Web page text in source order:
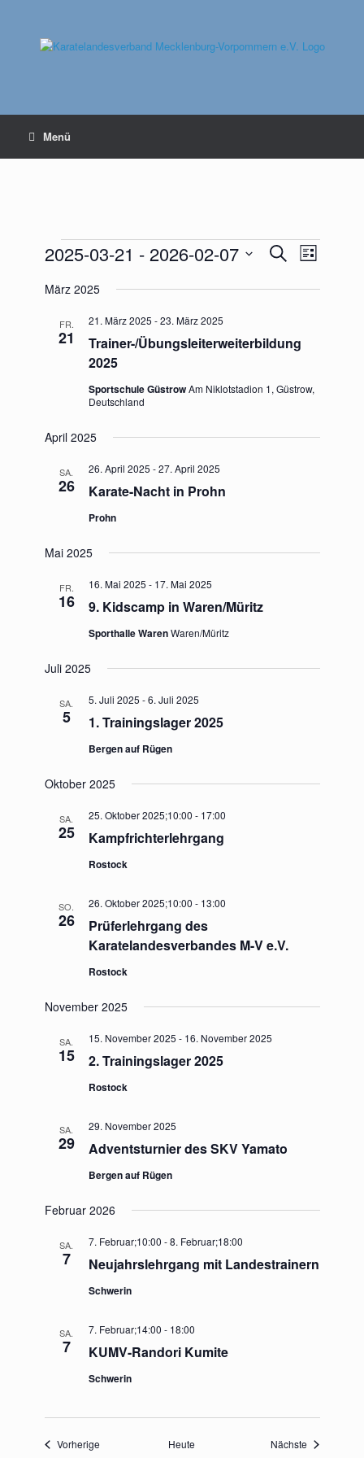
Menü
Veranstaltungen
Veranstaltungen
Suche
Ansichten,
Suche
Ansichten-
Liste
2025-03-21 - 2026-02-07
wählen.
März 2025
FR.
21
Trainer-/Übungsleiterweiterbildung
2025
21. März 2025 -23. März 2025
Sportschule GüstrowAm Niklotstadion 1, Güstrow,
Deutschland
April 2025
SA.
26 Karate-Nacht in Prohn
26. April 2025 -27. April 2025
Prohn
Mai 2025
FR.
16 9. Kidscamp in Waren/Müritz
16. Mai 2025 - 17. Mai 2025
Sporthalle WarenWaren/Müritz
Juli 2025
SA.
5 1. Trainingslager 2025
5. Juli 2025 -6. Juli 2025
Bergen auf Rügen
Oktober 2025
SA.
25 Kampfrichterlehrgang
25. Oktober 2025;10:00 - 17:00
Rostock
SO.
26
Prüferlehrgang des
Karatelandesverbandes M-V e.V.
26. Oktober 2025;10:00 - 13:00
Rostock
November 2025
SA.
15 2. Trainingslager 2025
15. November 2025 - 16. November 2025
Rostock
SA.
29 Adventsturnier des SKV Yamato
29. November 2025
Bergen auf Rügen
Februar 2026
SA.
7 Neujahrslehrgang mit Landestrainern
7. Februar;10:00 -8. Februar;18:00
Schwerin
SA.
7 KUMV-Randori Kumite
7. Februar;14:00 - 18:00
Schwerin
VorherigeVeranstaltungenHeute Nächste